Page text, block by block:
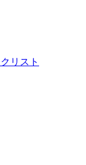
リスト